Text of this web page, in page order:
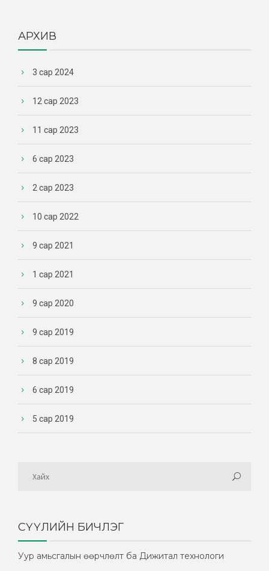
АРХИВ
3 сар 2024
12 сар 2023
11 сар 2023
6 сар 2023
2 сар 2023
10 сар 2022
9 сар 2021
1 сар 2021
9 сар 2020
9 сар 2019
8 сар 2019
6 сар 2019
5 сар 2019
СҮҮЛИЙН БИЧЛЭГ
Уур амьсгалын өөрчлөлт ба Дижитал технологи